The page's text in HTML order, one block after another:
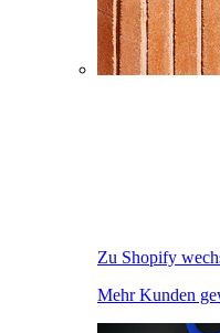
Zu Shopify
Mehr Kunden